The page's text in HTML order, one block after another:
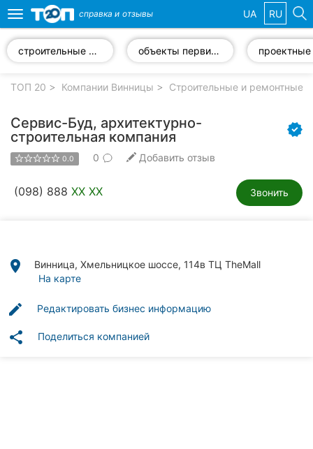
компании
Популярные
рубрики:
Стоматологии
Частные
клиники
Автошколы
Рестораны
Toggle
navigation
справка и отзывы UA RU
строительные работы объекты первичного рынка
ТОП 20 Компании Винницы Строительные и ремонтные
Сервис-Буд, архитектурно-
строительная компания
0.0 0 Добавить отзыв
(098) 888 XX XX Звонить
place
Винница, Хмельницкое шоссе, 114в ТЦ TheMall
На карте
edit Редактировать бизнес информацию
share Поделиться компанией